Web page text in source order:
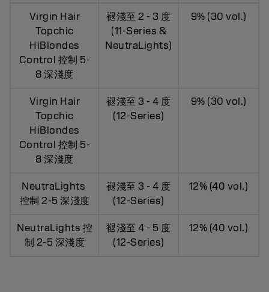
Virgin Hair
Topchic
HiBlondes
Control 控制 5-
8 深淺度
褪淺至 2 - 3 度
(11-Series &
NeutraLights)
9% (30 vol.)
Virgin Hair
Topchic
HiBlondes
Control 控制 5-
8 深淺度
褪淺至 3 - 4 度
(12-Series)
9% (30 vol.)
NeutraLights
控制 2-5 深淺度
褪淺至 3 - 4 度
(12-Series)
12% (40 vol.)
NeutraLights 控
制 2-5 深淺度
褪淺至 4 - 5 度
(12-Series)
12% (40 vol.)